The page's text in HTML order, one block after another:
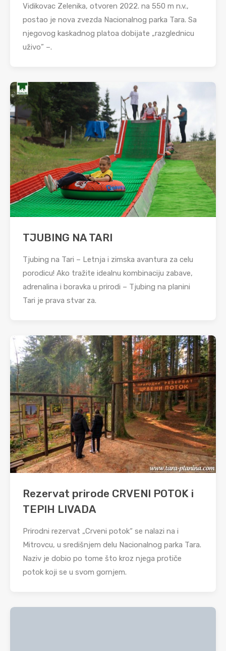
Vidikovac Zelenika, otvoren 2022. na 550 m n.v.,
postao je nova zvezda Nacionalnog parka Tara. Sa
njegovog kaskadnog platoa dobijate „razglednicu
uživo” –.
TJUBING NA TARI
Tjubing na Tari – Letnja i zimska avantura za celu
porodicu! Ako tražite idealnu kombinaciju zabave,
adrenalina i boravka u prirodi – Tjubing na planini
Tari je prava stvar za.
Rezervat prirode CRVENI POTOK i
TEPIH LIVADA
Prirodni rezervat „Crveni potok“ se nalazi na i
Mitrovcu, u središnjem delu Nacionalnog parka Tara.
Naziv je dobio po tome što kroz njega protiče
potok koji se u svom gornjem.